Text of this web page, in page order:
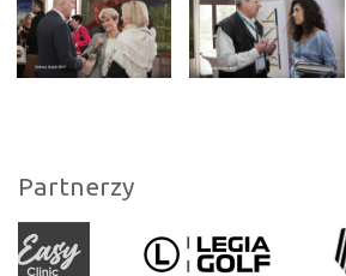
Partnerzy